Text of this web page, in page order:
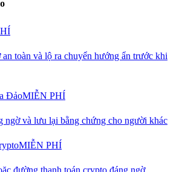
toàn và lộ ra chuyển hướng ẩn trước khi
ĐảoMIỄN PHÍ
ngờ và lưu lại bằng chứng cho người khác
MIỄN PHÍ